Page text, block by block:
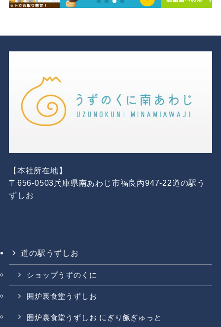
【本社所在地】
〒656-0503兵庫県南あわじ市福良丙947-22道の駅う
ずしお
道の駅うずしお
ショップうずのくに
囲炉裏食堂うずしお
囲炉裏食堂うずしお にぎり飯ぎゅっと